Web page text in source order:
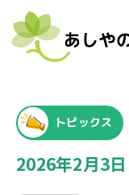
トピックス
2026年2月3